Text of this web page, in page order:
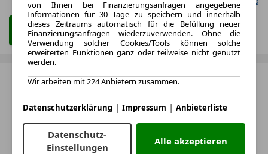
Zum Leasing Angebot
von Ihnen bei Finanzierungsanfragen angegebene
Informationen für 30 Tage zu speichern und innerhalb
dieses Zeitraums automatisch für die Befüllung neuer
Finanzierungsanfragen wiederzuverwenden. Ohne die
Verwendung solcher Cookies/Tools können solche
erweiterten Funktionen ganz oder teilweise nicht genutzt
werden.
Wir arbeiten mit 224 Anbietern zusammen.
Datenschutzerklärung | Impressum | Anbieterliste
Datenschutz-
Einstellungen
Alle akzeptieren